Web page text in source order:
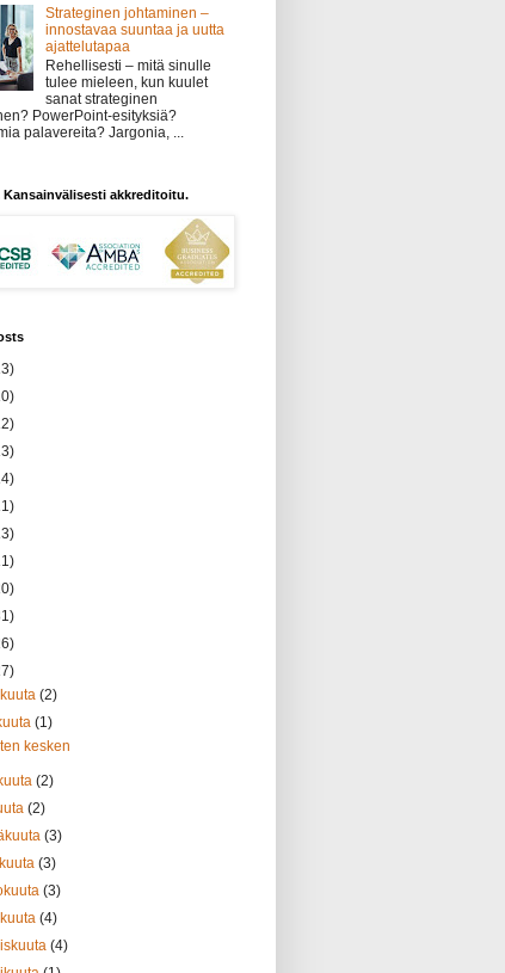
Strateginen johtaminen –
innostavaa suuntaa ja uutta
ajattelutapaa
Rehellisesti – mitä sinulle
tulee mieleen, kun kuulet
sanat strateginen
PowerPoint-esityksiä?
palavereita? Jargonia, ...
Kansainvälisesti akkreditoitu.
(2)
(1)
kesken
(2)
(2)
(3)
(3)
(3)
(4)
(4)